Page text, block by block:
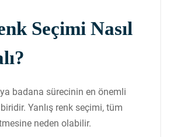
Seçimi Nasıl
badana sürecinin en önemli
Yanlış renk seçimi, tüm
neden olabilir.